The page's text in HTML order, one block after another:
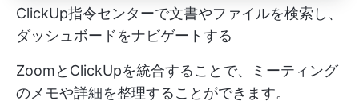
ClickUp指令センターで文書やファイルを検索し、
ダッシュボードをナビゲートする
ZoomとClickUpを統合することで、ミーティング
のメモや詳細を整理することができます。